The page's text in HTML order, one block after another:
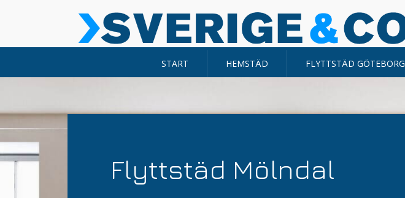
START HEMSTÄD FLYTTSTÄD GÖTEBORG
Flyttstäd Mölndal